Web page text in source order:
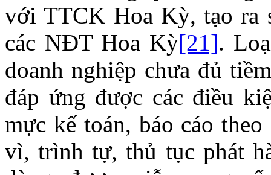
với TTCK Hoa Kỳ, tạo ra
các NĐT Hoa Kỳ[21].
doanh nghiệp chưa đủ
đáp ứng được các điều
mực kế toán, báo cáo
vì, trình tự, thủ tục phát